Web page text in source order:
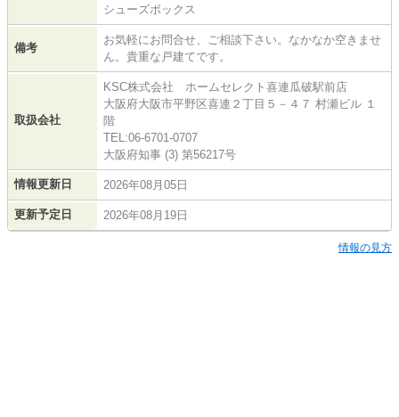
シューズボックス
備考
お気軽にお問合せ、ご相談下さい。なかなか空きませ
ん。貴重な戸建てです。
取扱会社
KSC株式会社 ホームセレクト喜連瓜破駅前店
大阪府大阪市平野区喜連２丁目５－４７ 村瀬ビル １
階
TEL:06-6701-0707
大阪府知事 (3) 第56217号
情報更新日 2026年08月05日
更新予定日 2026年08月19日
情報の見方